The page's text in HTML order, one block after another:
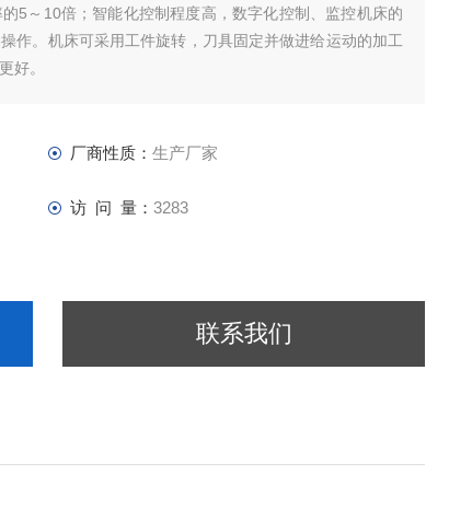
5～10倍；智能化控制程度高，数字化控制、监控机床的
作。机床可采用工件旋转，刀具固定并做进给运动的加工
好。
厂商性质： 生产厂家
访 问 量： 3283
联系我们